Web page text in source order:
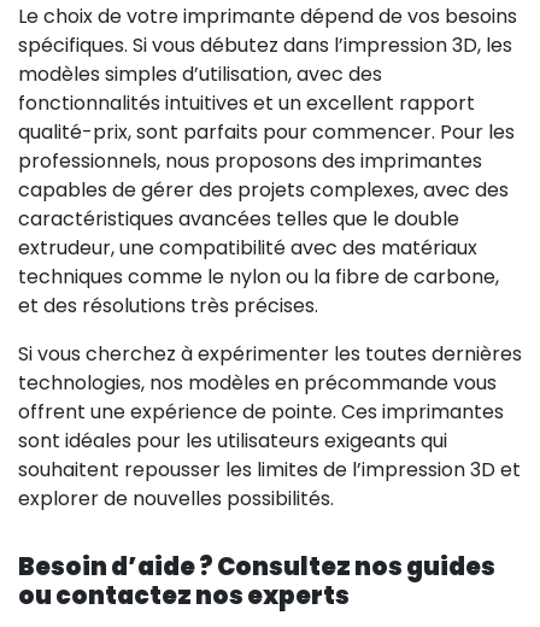
Le choix de votre imprimante dépend de vos besoins
spécifiques. Si vous débutez dans l’impression 3D, les
modèles simples d’utilisation, avec des
fonctionnalités intuitives et un excellent rapport
qualité-prix, sont parfaits pour commencer. Pour les
professionnels, nous proposons des imprimantes
capables de gérer des projets complexes, avec des
caractéristiques avancées telles que le double
extrudeur, une compatibilité avec des matériaux
techniques comme le nylon ou la fibre de carbone,
et des résolutions très précises.
Si vous cherchez à expérimenter les toutes dernières
technologies, nos modèles en précommande vous
offrent une expérience de pointe. Ces imprimantes
sont idéales pour les utilisateurs exigeants qui
souhaitent repousser les limites de l’impression 3D et
explorer de nouvelles possibilités.
Besoin d’aide ? Consultez nos guides
ou contactez nos experts